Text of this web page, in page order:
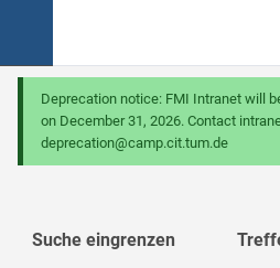
Deprecation notice: FMI Intranet will
on December 31, 2026. Contact
deprecation@camp.cit.tum.de
Suche eingrenzen